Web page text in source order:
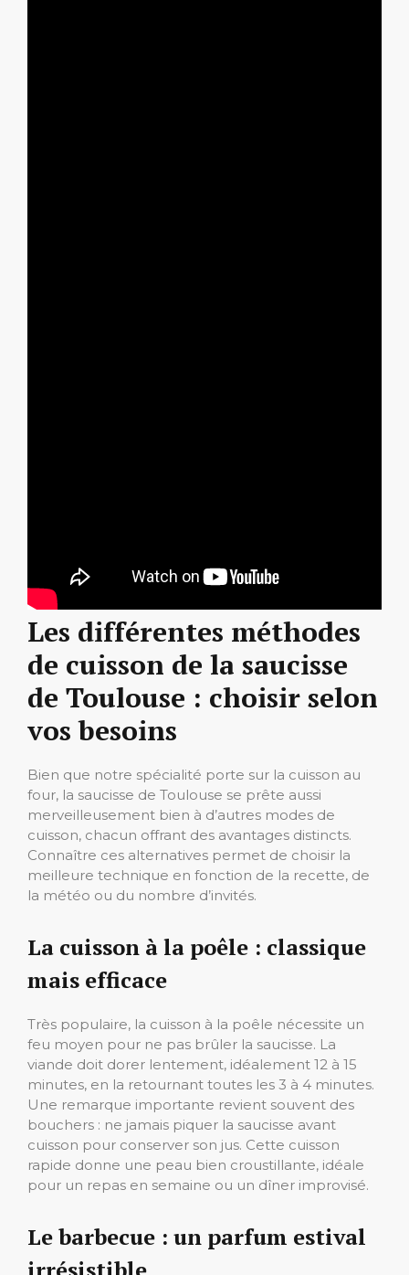
Les différentes méthodes
de cuisson de la saucisse
de Toulouse : choisir selon
vos besoins
Bien que notre spécialité porte sur la cuisson au
four, la saucisse de Toulouse se prête aussi
merveilleusement bien à d’autres modes de
cuisson, chacun offrant des avantages distincts.
Connaître ces alternatives permet de choisir la
meilleure technique en fonction de la recette, de
la météo ou du nombre d’invités.
La cuisson à la poêle : classique
mais efficace
Très populaire, la cuisson à la poêle nécessite un
feu moyen pour ne pas brûler la saucisse. La
viande doit dorer lentement, idéalement 12 à 15
minutes, en la retournant toutes les 3 à 4 minutes.
Une remarque importante revient souvent des
bouchers : ne jamais piquer la saucisse avant
cuisson pour conserver son jus. Cette cuisson
rapide donne une peau bien croustillante, idéale
pour un repas en semaine ou un dîner improvisé.
Le barbecue : un parfum estival